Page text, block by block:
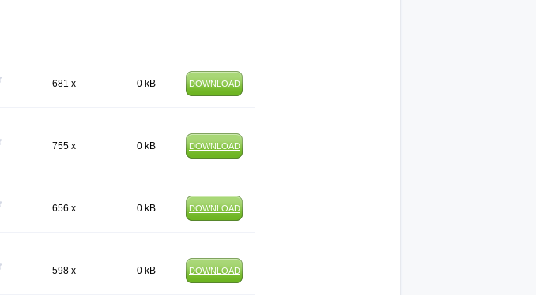
681 x 0 kB DOWNLOAD
755 x 0 kB DOWNLOAD
656 x 0 kB DOWNLOAD
598 x 0 kB DOWNLOAD